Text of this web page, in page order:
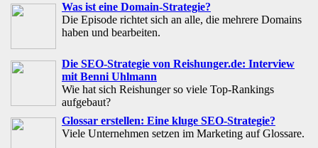
Was ist eine Domain-Strategie?
Die Episode richtet sich an alle, die mehrere Domains
haben und bearbeiten.
Die SEO-Strategie von Reishunger.de: Interview
mit Benni Uhlmann
Wie hat sich Reishunger so viele Top-Rankings
aufgebaut?
Glossar erstellen: Eine kluge SEO-Strategie?
Viele Unternehmen setzen im Marketing auf Glossare.